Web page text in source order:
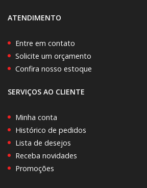
ATENDIMENTO
Entre em contato
Solicite um orçamento
Confira nosso estoque
SERVIÇOS AO CLIENTE
Minha conta
Histórico de pedidos
Lista de desejos
Receba novidades
Promoções